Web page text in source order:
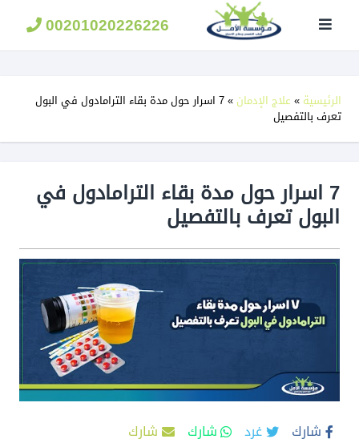
الامل
لعلاج
00201020226226
الرئيسية » علاج الإدمان »
7 اسرار حول مدة بقاء الترامادول في البول
تعرف بالتفصيل
7 اسرار حول مدة بقاء الترامادول في
البول تعرف بالتفصيل
شارك غرد شارك
شارك